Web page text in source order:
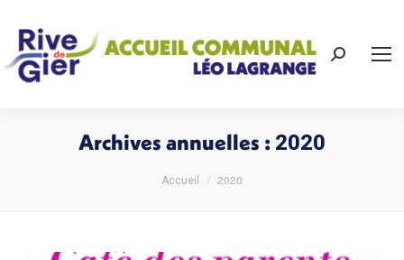
Archives annuelles : 2020
Vous êtes ici :
Accueil 2020